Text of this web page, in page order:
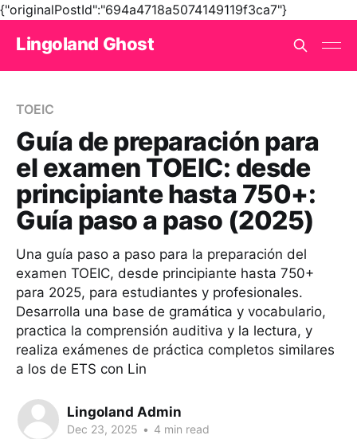
{"originalPostId":"694a4718a5074149119f3ca7"}
Lingoland Ghost
TOEIC
Guía de preparación para
el examen TOEIC: desde
principiante hasta 750+:
Guía paso a paso (2025)
Una guía paso a paso para la preparación del
examen TOEIC, desde principiante hasta 750+
para 2025, para estudiantes y profesionales.
Desarrolla una base de gramática y vocabulario,
practica la comprensión auditiva y la lectura, y
realiza exámenes de práctica completos similares
a los de ETS con Lin
Lingoland Admin
Dec 23, 2025 • 4 min read